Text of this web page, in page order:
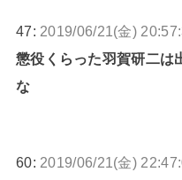
47: 2019/06/21(金)
懲役くらった羽賀研二は
な
60: 2019/06/21(金)